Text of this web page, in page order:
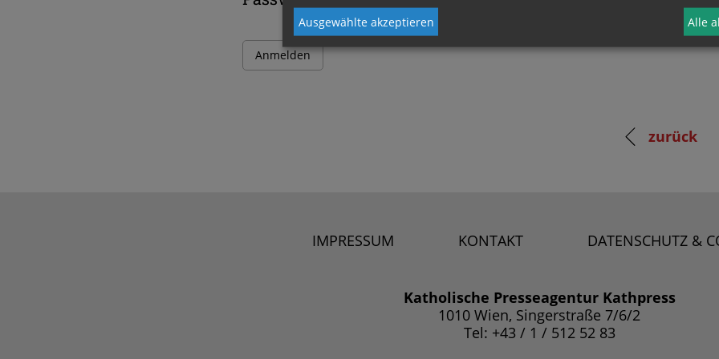
zurück
IMPRESSUM KONTAKT DATENSCHUTZ &
Katholische Presseagentur Kathpress
1010 Wien, Singerstraße 7/6/2
Tel: +43 / 1 / 512 52 83
Ausgewählte akzeptieren Alle